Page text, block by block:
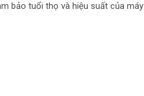
bảo tuổi thọ và hiệu suất của máy